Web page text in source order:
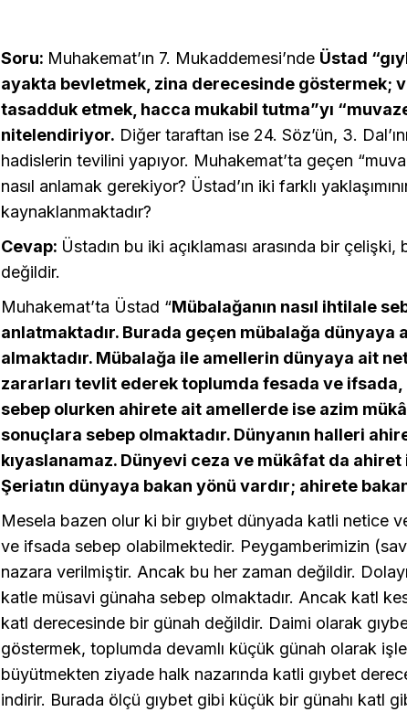
Soru: Muhakemat’ın 7. Mukaddemesi’nde Üstad
ayakta bevletmek, zina derecesinde göstermek;
tasadduk etmek, hacca mukabil tutma”yı
nitelendiriyor. Diğer taraftan ise 24. Söz’ün, 3.
hadislerin tevilini yapıyor. Muhakemat’ta geçen
nasıl anlamak gerekiyor? Üstad’ın iki farklı
kaynaklanmaktadır?
Cevap: Üstadın bu iki açıklaması arasında bir çelişki,
değildir.
Muhakemat’ta Üstad “Mübalağanın nasıl ihtilale
anlatmaktadır. Burada geçen mübalağa dünyaya
almaktadır. Mübalağa ile amellerin dünyaya ait
zararları tevlit ederek toplumda fesada ve ifsada,
sebep olurken ahirete ait amellerde ise azim
sonuçlara sebep olmaktadır. Dünyanın halleri
kıyaslanamaz. Dünyevi ceza ve mükâfat da ahiret
Şeriatın dünyaya bakan yönü vardır; ahirete
Mesela bazen olur ki bir gıybet dünyada katli netice
ve ifsada sebep olabilmektedir. Peygamberimizin
nazara verilmiştir. Ancak bu her zaman değildir.
katle müsavi günaha sebep olmaktadır. Ancak katl
katl derecesinde bir günah değildir. Daimi olarak
göstermek, toplumda devamlı küçük günah olarak
büyütmekten ziyade halk nazarında katli gıybet
indirir. Burada ölçü gıybet gibi küçük bir günahı katl